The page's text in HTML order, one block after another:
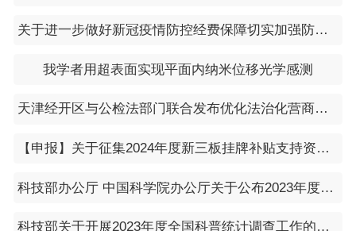
关于进一步做好新冠疫情防控经费保障切实加强防控经费管理的通知（财办〔2023〕5号）
我学者用超表面实现平面内纳米位移光学感测
天津经开区与公检法部门联合发布优化法治化营商环境若干措施
【申报】关于征集2024年度新三板挂牌补贴支持资金项目的通知
科技部办公厅 中国科学院办公厅关于公布2023年度全国优秀科普微视频作品名单的通知
科技部关于开展2023年度全国科普统计调查工作的通知